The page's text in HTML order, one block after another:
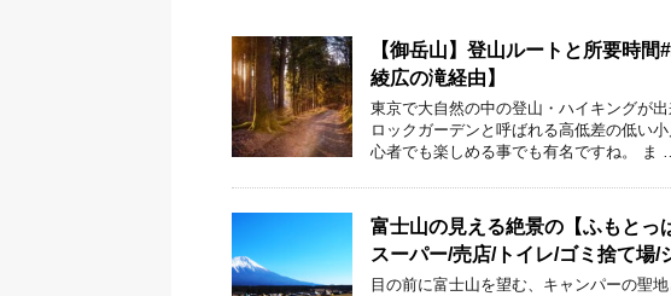
【御岳山】登山ルートと所要時
綾広の滝経由】
東京で大自然の中の登山・ハイキングが
ロックガーデンと呼ばれる高低差の低い
心者でも楽しめる事でも有名ですね。 ま
富士山の見える絶景の【ふもとっ
スーパー/売店/トイレ/ゴミ捨て場/
目の前に富士山を望む、キャンパーの聖